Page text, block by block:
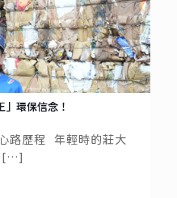
環保信念！
路歷程 年輕時的莊大
[…]